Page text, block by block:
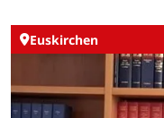
Euskirchen